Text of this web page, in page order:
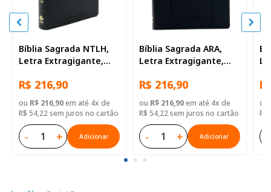
Bíblia Sagrada NTLH,
Letra Extragigante,
Sintético Preta
R$ 216,90
ou R$ 216,90em até 4x de
R$ 54,22 sem juros no cartão
- + Adicionar
Bíblia Sagrada ARA,
Letra Extragigante,
destacadas, com
índice, Capa Couro
Sintético Preta
R$ 216,90
ou R$ 216,90em até 4x de
R$ 54,22 sem juros no cartão
- + Adicionar
ou
R$